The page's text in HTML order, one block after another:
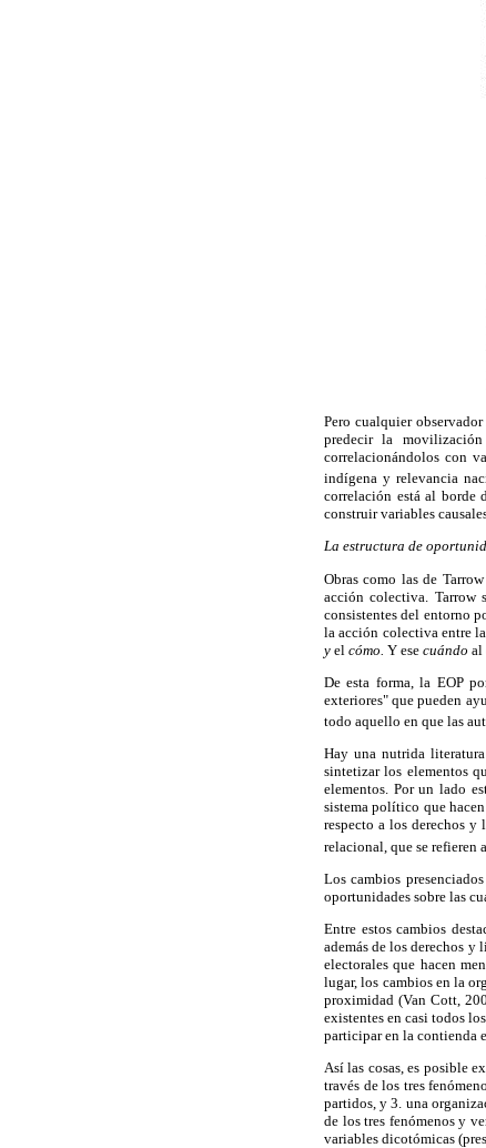
Pero cualquier
predecir la
correlacionándolos con
indígena y relevancia
correlación está al borde
construir variables
La estructura de
Obras como las de
acción colectiva. Tarrow
consistentes del entorno
la acción colectiva entre
y el cómo. Y ese cuándo al
De esta forma, la EOP
exteriores" que pueden
todo aquello en que las
Hay una nutrida
sintetizar los elementos
elementos. Por un lado
sistema político que
respecto a los derechos
relacional, que se refieren
Los cambios
oportunidades sobre las
Entre estos cambios
además de los derechos y
electorales que hacen
lugar, los cambios en la
proximidad (Van Cott,
existentes en casi todos
participar en la contienda
Así las cosas, es posible
través de los tres
partidos, y 3. una
de los tres fenómenos y
variables dicotómicas